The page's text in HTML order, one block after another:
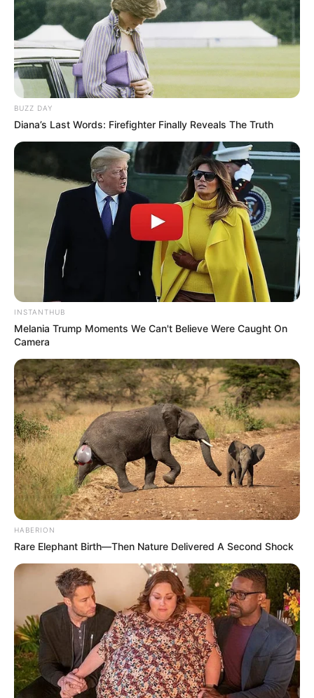
BUZZ DAY
Diana’s Last Words: Firefighter Finally Reveals The Truth
INSTANTHUB
Melania Trump Moments We Can't Believe Were Caught On
Camera
HABERION
Rare Elephant Birth—Then Nature Delivered A Second Shock